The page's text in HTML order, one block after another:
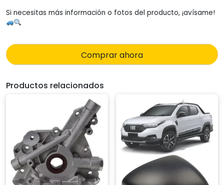
Si necesitas más información o fotos del producto, ¡avísame!
Comprar ahora
Productos relacionados